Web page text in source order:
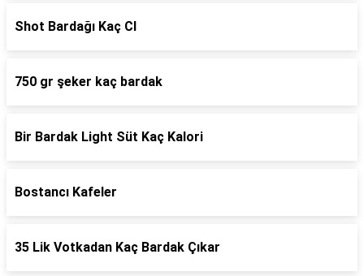
Shot Bardağı Kaç Cl
750 gr şeker kaç bardak
Bir Bardak Light Süt Kaç Kalori
Bostancı Kafeler
35 Lik Votkadan Kaç Bardak Çıkar